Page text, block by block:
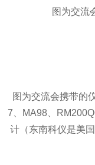
图为交流
图为交流会携带的
7、MA98、
计（东南科仪是美